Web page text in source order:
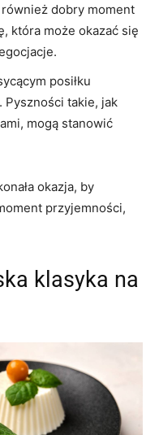
dobry moment
która może okazać się
posiłku
takie, jak
mogą stanowić
okazja, by
przyjemności,
klasyka na